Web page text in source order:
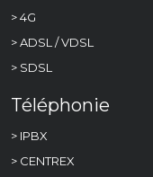
> 4G
> ADSL / VDSL
> SDSL
Téléphonie
> IPBX
> CENTREX